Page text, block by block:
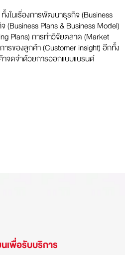
งในเรื่องการพัฒนาธุรกิจ (Business
(Business Plans & Business Model)
Plans) การทำวิจัยตลาด (Market
รของลูกค้า (Customer insight) อีกทั้ง
าจดจำด้วยการออกแบบแบรนด์
เพื่อรับบริการ